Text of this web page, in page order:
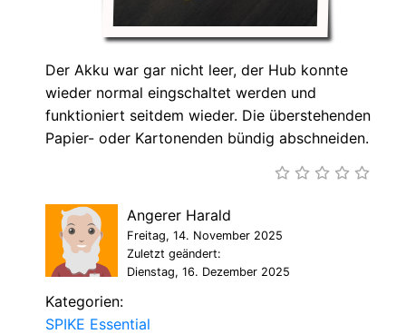
Der Akku war gar nicht leer, der Hub konnte
wieder normal eingschaltet werden und
funktioniert seitdem wieder. Die überstehenden
Papier- oder Kartonenden bündig abschneiden.
Angerer Harald
Freitag, 14. November 2025
Zuletzt geändert:
Dienstag, 16. Dezember 2025
Kategorien:
SPIKE Essential